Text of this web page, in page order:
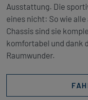
Ausstattung. Die
eines nicht: So wie
Chassis sind sie
komfortabel und dank
Raumwunder.